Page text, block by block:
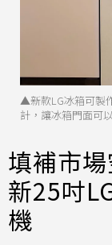
▲新款LG冰箱可製
計，讓冰箱門面可
填補市
新25吋
機